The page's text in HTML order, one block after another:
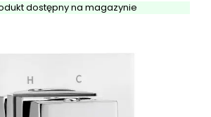
dostępny na magazynie